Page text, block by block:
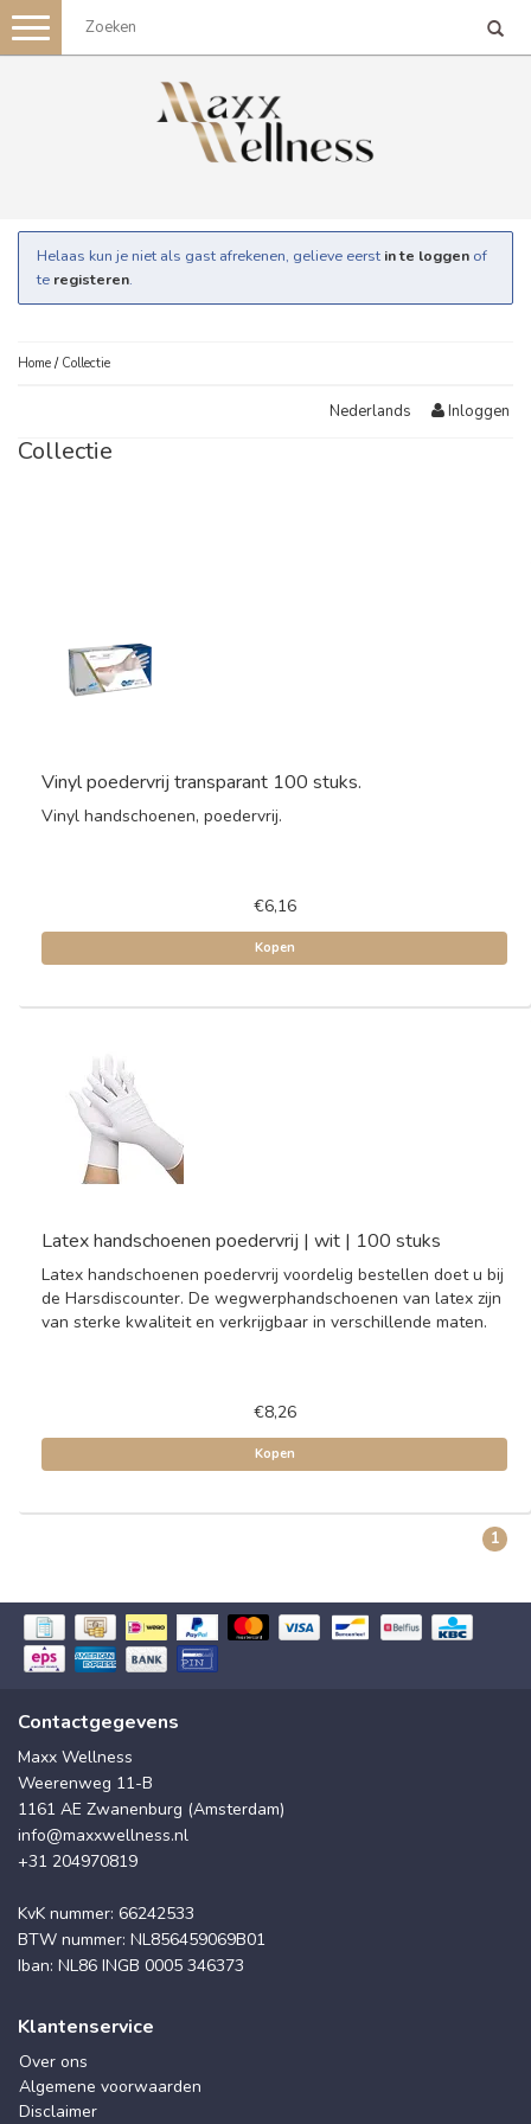
Toggle
navigation
Helaas kun je niet als gast afrekenen, gelieve eerst in te loggen of
te registeren.
Home / Collectie
Nederlands Inloggen
Collectie
Vinyl poedervrij transparant 100 stuks.
Vinyl handschoenen, poedervrij.
€6,16
Kopen
Latex handschoenen poedervrij | wit | 100 stuks
Latex handschoenen poedervrij voordelig bestellen doet u bij
de Harsdiscounter. De wegwerphandschoenen van latex zijn
van sterke kwaliteit en verkrijgbaar in verschillende maten.
€8,26
Kopen
1
Contactgegevens
Maxx Wellness
Weerenweg 11-B
1161 AE Zwanenburg (Amsterdam)
info@maxxwellness.nl
+31 204970819
KvK nummer: 66242533
BTW nummer: NL856459069B01
Iban: NL86 INGB 0005 346373
Klantenservice
Over ons
Algemene voorwaarden
Disclaimer